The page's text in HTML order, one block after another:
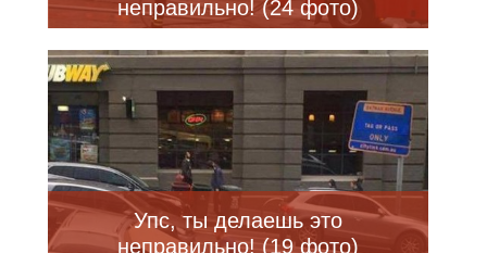
неправильно! (24 фото)
Упс, ты делаешь это
неправильно! (19 фото)